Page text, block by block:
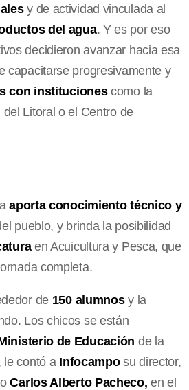
y de actividad vinculada al
del agua. Y es por eso
decidieron avanzar hacia esa
capacitarse progresivamente y
con institucionescomo la
Litoral o el Centro de
aporta conocimiento técnico y
pueblo, y brinda la posibilidad
en Acuicultura y Pesca, que
completa.
de 150 alumnosy la
Los chicos se están
de Educación de la
le contó a Infocamposu director,
Carlos Alberto Pacheco, en el